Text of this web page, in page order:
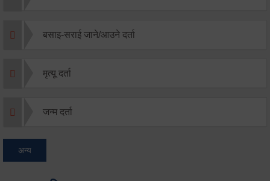
बसाइ-सराई जाने/आउने दर्ता
मृत्यू दर्ता
जन्म दर्ता
अन्य